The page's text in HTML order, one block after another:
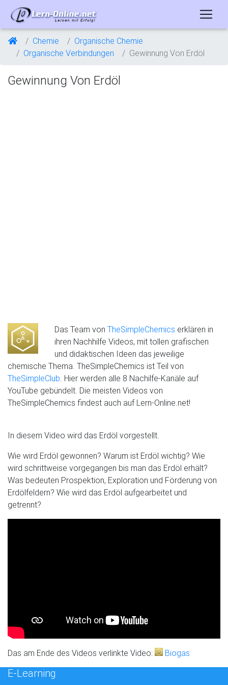
Chemie
Organische Chemie
Organische Verbindungen
Gewinnung Von Erdöl
Gewinnung Von Erdöl
Das Team von TheSimpleChemics erklären in
ihren Nachhilfe Videos, mit tollen grafischen
und didaktischen Ideen das jeweilige
chemische Thema. TheSimpleChemics ist Teil von
TheSimpleClub. Hier werden alle 8 Nachilfe-Kanäle auf
YouTube gebündelt. Die meisten Videos von
TheSimpleChemics findest auch auf Lern-Online.net!
In diesem Video wird das Erdöl vorgestellt.
Wie wird Erdöl gewonnen? Warum ist Erdöl wichtig? Wie
wird schrittweise vorgegangen bis man das Erdöl erhält?
Was bedeuten Prospektion, Exploration und Förderung von
Erdölfeldern? Wie wird das Erdöl aufgearbeitet und
getrennt?
Das am Ende des Videos verlinkte Video: Biogas
E-Learning